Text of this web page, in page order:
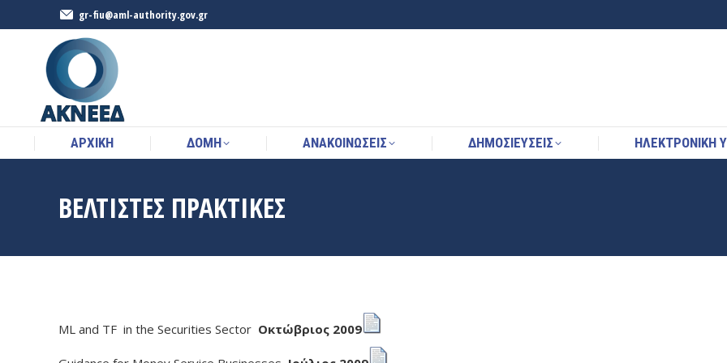
gr-fiu@aml-authority.gov.gr
ΑΡΧΙΚΉ ΔΟΜΉ ΑΝΑΚΟΙΝΩΣΕΙΣ ΔΗΜΟΣΙΕΥΣΕΙΣ ΗΛΕΚΤΡΟΝΙΚΉ
ΒΈΛΤΙΣΤΕΣ ΠΡΑΚΤΙΚΈΣ
ML and TF in the Securities Sector Οκτώβριος 2009
ΑΡΧΙΚΉ ΔΟΜΉ